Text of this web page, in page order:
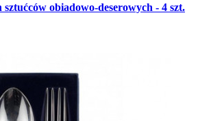
obiadowo-deserowych - 4 szt.